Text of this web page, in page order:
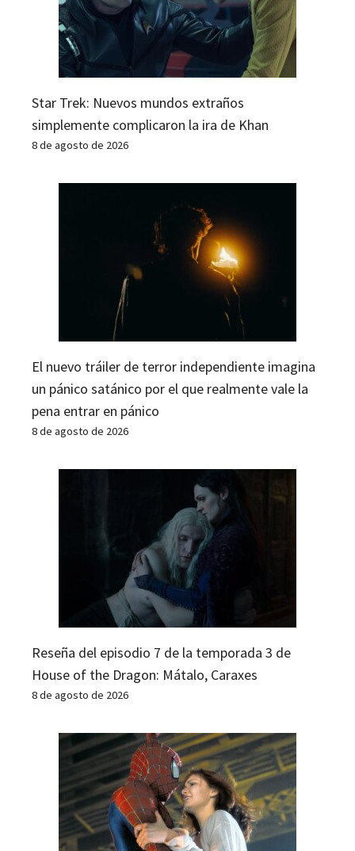
Star Trek: Nuevos mundos extraños
simplemente complicaron la ira de Khan
8 de agosto de 2026
El nuevo tráiler de terror independiente imagina
un pánico satánico por el que realmente vale la
pena entrar en pánico
8 de agosto de 2026
Reseña del episodio 7 de la temporada 3 de
House of the Dragon: Mátalo, Caraxes
8 de agosto de 2026